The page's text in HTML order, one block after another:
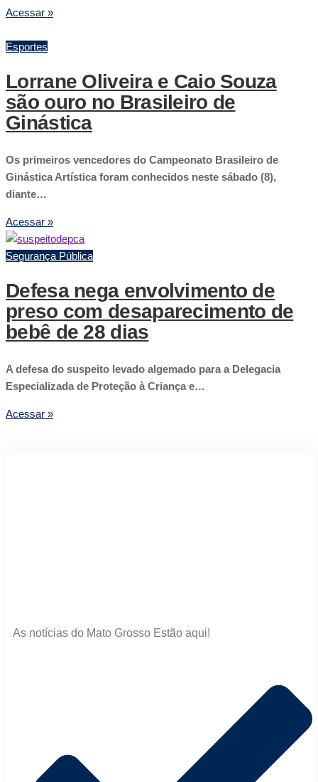
Acessar »
Esportes
Lorrane Oliveira e Caio Souza
são ouro no Brasileiro de
Ginástica
Os primeiros vencedores do Campeonato Brasileiro de
Ginástica Artística foram conhecidos neste sábado (8),
diante…
Acessar »
Segurança Pública
Defesa nega envolvimento de
preso com desaparecimento de
bebê de 28 dias
A defesa do suspeito levado algemado para a Delegacia
Especializada de Proteção à Criança e…
Acessar »
As notícias do Mato Grosso Estão aqui!